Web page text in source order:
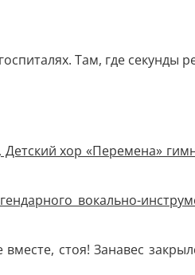
Там, где секунды
хор «Перемена»
вокально-
стоя! Занавес